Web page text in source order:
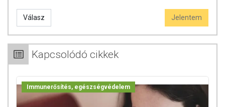
tájékoztató jellegűek, a tényleges értékek eltérhetnek az élelmiszerek
csomagolásán találják meg.
Válasz Jelentem
Kapcsolódó cikkek
Immunerősítés, egészségvédelem